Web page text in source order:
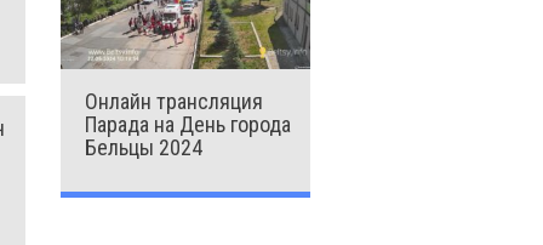
Онлайн трансляция
Парада на День города
Бельцы 2024